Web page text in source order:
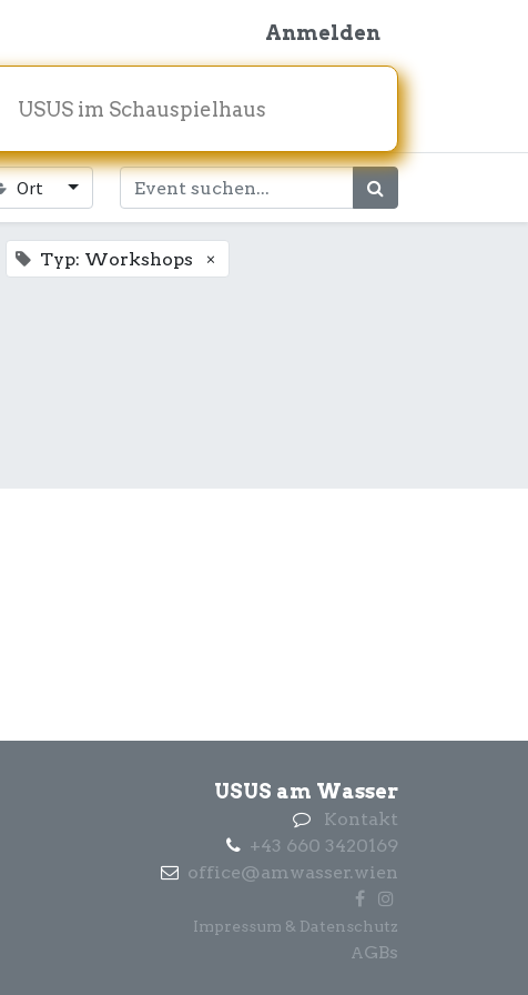
Anmelden
USUS im Schauspielhaus
Ort
Typ: Workshops ×
USUS am Wasser
Kontakt
+43 660 3420169
office@amwasser.wien
Impressum & Datenschutz
AGBs